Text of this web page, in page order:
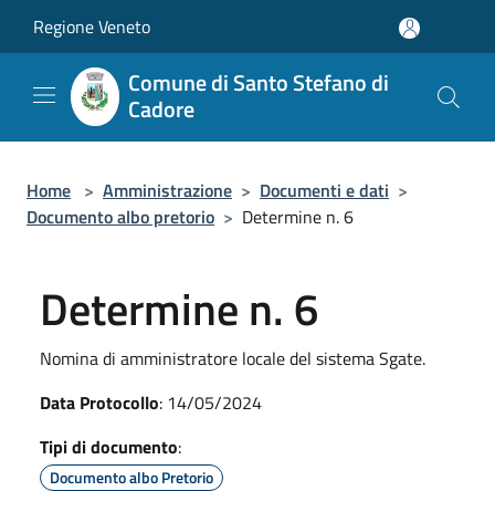
Regione Veneto
Comune di Santo Stefano di
Cadore
Home > Amministrazione > Documenti e dati >
Documento albo pretorio > Determine n. 6
Determine n. 6
Nomina di amministratore locale del sistema Sgate.
Data Protocollo: 14/05/2024
Tipi di documento:
Documento albo Pretorio